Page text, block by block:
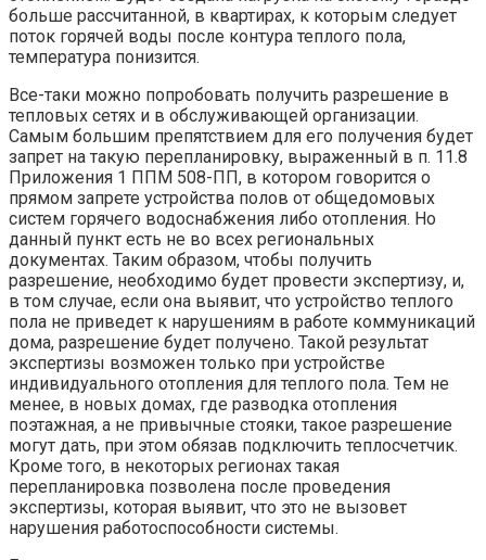
больше рассчитанной, в квартирах, к которым следует
поток горячей воды после контура теплого пола,
температура понизится.
Все-таки можно попробовать получить разрешение в
тепловых сетях и в обслуживающей организации.
Самым большим препятствием для его получения будет
запрет на такую перепланировку, выраженный в п. 11.8
Приложения 1 ППМ 508-ПП, в котором говорится о
прямом запрете устройства полов от общедомовых
систем горячего водоснабжения либо отопления. Но
данный пункт есть не во всех региональных
документах. Таким образом, чтобы получить
разрешение, необходимо будет провести экспертизу, и,
в том случае, если она выявит, что устройство теплого
пола не приведет к нарушениям в работе коммуникаций
дома, разрешение будет получено. Такой результат
экспертизы возможен только при устройстве
индивидуального отопления для теплого пола. Тем не
менее, в новых домах, где разводка отопления
поэтажная, а не привычные стояки, такое разрешение
могут дать, при этом обязав подключить теплосчетчик.
Кроме того, в некоторых регионах такая
перепланировка позволена после проведения
экспертизы, которая выявит, что это не вызовет
нарушения работоспособности системы.